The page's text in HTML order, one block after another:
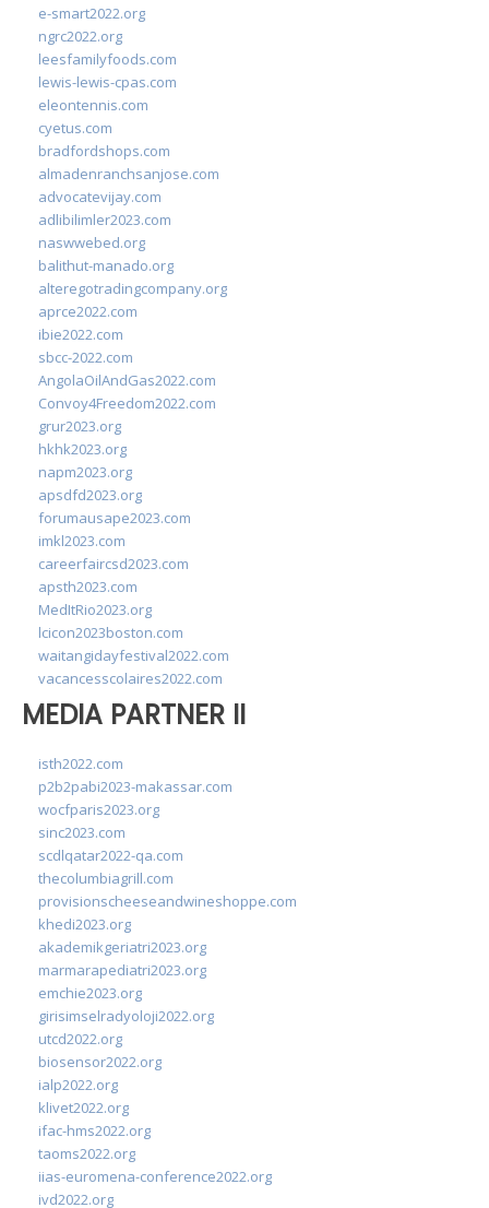
e-smart2022.org
ngrc2022.org
leesfamilyfoods.com
lewis-lewis-cpas.com
eleontennis.com
cyetus.com
bradfordshops.com
almadenranchsanjose.com
advocatevijay.com
adlibilimler2023.com
naswwebed.org
balithut-manado.org
alteregotradingcompany.org
aprce2022.com
ibie2022.com
sbcc-2022.com
AngolaOilAndGas2022.com
Convoy4Freedom2022.com
grur2023.org
hkhk2023.org
napm2023.org
apsdfd2023.org
forumausape2023.com
imkl2023.com
careerfaircsd2023.com
apsth2023.com
MedItRio2023.org
lcicon2023boston.com
waitangidayfestival2022.com
vacancesscolaires2022.com
MEDIA PARTNER II
isth2022.com
p2b2pabi2023-makassar.com
wocfparis2023.org
sinc2023.com
scdlqatar2022-qa.com
thecolumbiagrill.com
provisionscheeseandwineshoppe.com
khedi2023.org
akademikgeriatri2023.org
marmarapediatri2023.org
emchie2023.org
girisimselradyoloji2022.org
utcd2022.org
biosensor2022.org
ialp2022.org
klivet2022.org
ifac-hms2022.org
taoms2022.org
iias-euromena-conference2022.org
ivd2022.org